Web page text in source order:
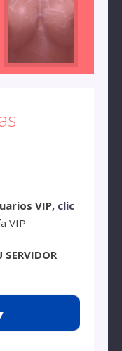
VIP, clic
VIP
SERVIDOR